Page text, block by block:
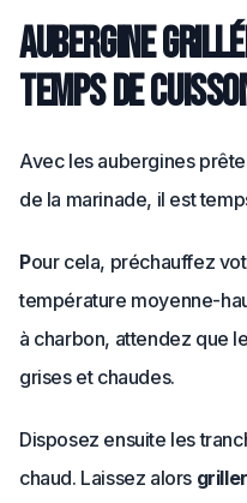
Aubergine
temps de
Avec les aubergines
de la marinade, il est
Pour cela, préchauffez
température moyenne-
à charbon, attendez que
grises et chaudes.
Disposez ensuite les
chaud. Laissez alors